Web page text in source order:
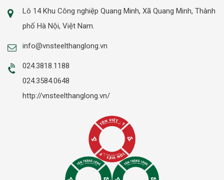
Lô 14 Khu Công nghiệp Quang Minh, Xã Quang Minh, Thành
phố Hà Nội, Việt Nam.
info@vnsteelthanglong.vn
024.3818.1188
024.3584.0648
http://vnsteelthanglong.vn/